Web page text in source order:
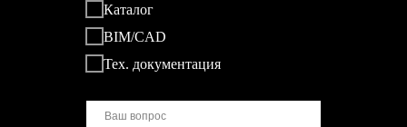
Каталог
BIM/CAD
Тех. документация